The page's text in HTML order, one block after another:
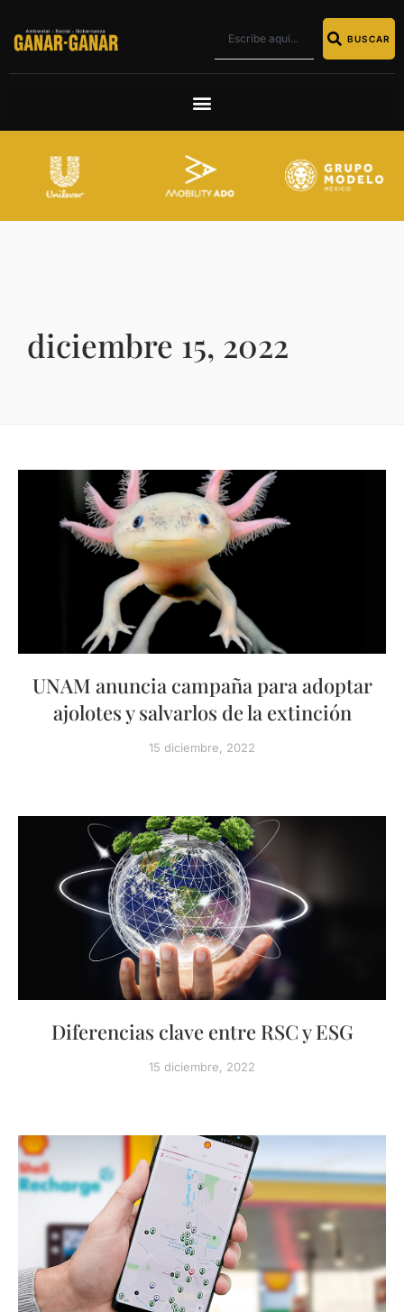
BUSCAR
diciembre 15, 2022
UNAM anuncia campaña para adoptar
ajolotes y salvarlos de la extinción
15 diciembre, 2022
Diferencias clave entre RSC y ESG
15 diciembre, 2022